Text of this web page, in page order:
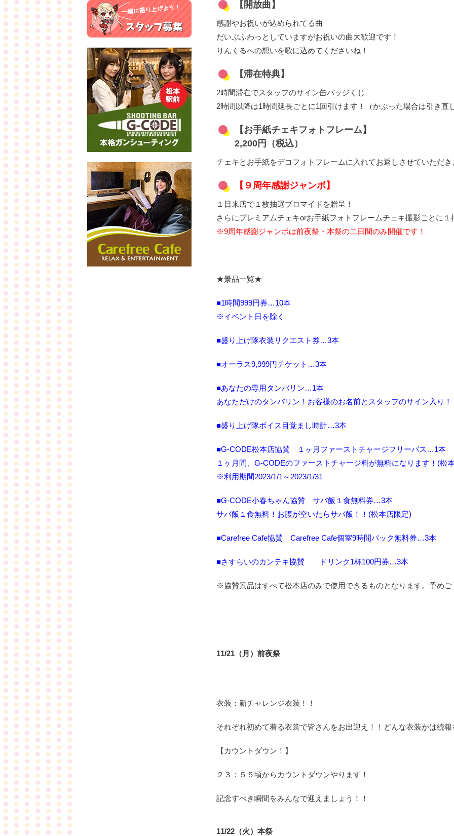
【開放曲】
感謝やお祝いが込められてる曲
だいぶふわっとしていますがお祝いの曲大歓迎です！
りんくるへの想いを歌に込めてくださいね！
【滞在特典】
2時間滞在でスタッフのサイン缶バッジくじ
2時間以降は1時間延長ごとに1回引けます！（かぶった場合は引き直
【お手紙チェキフォトフレーム】
2,200円（税込）
チェキとお手紙をデコフォトフレームに入れてお返しさせていただき
【９周年感謝ジャンボ】
１日来店で１枚抽選ブロマイドを贈呈！
さらにプレミアムチェキorお手紙フォトフレームチェキ撮影ごとに
※9周年感謝ジャンボは前夜祭・本祭の二日間のみ開催です！
★景品一覧★
■1時間999円券…10本
※イベント日を除く
■盛り上げ隊衣装リクエスト券…3本
■オーラス9,999円チケット…3本
■あなたの専用タンバリン…1本
あなただけのタンバリン！お客様のお名前とスタッフのサイン入り！
■盛り上げ隊ボイス目覚まし時計…3本
■G-CODE松本店協賛 １ヶ月ファーストチャージフリーパス…1本
１ヶ月間、G-CODEのファーストチャージ料が無料になります！(松
※利用期間2023/1/1～2023/1/31
■G-CODE小春ちゃん協賛 サバ飯１食無料券…3本
サバ飯１食無料！お腹が空いたらサバ飯！！(松本店限定)
■Carefree Cafe協賛 Carefree Cafe個室9時間パック無料券…3本
■さすらいのカンテキ協賛 ドリンク1杯100円券…3本
※協賛景品はすべて松本店のみで使用できるものとなります。予め
11/21（月）前夜祭
衣装：新チャレンジ衣装！！
それぞれ初めて着る衣裳で皆さんをお出迎え！！どんな衣装かは続
【カウントダウン！】
２３：５５頃からカウントダウンやります！
記念すべき瞬間をみんなで迎えましょう！！
11/22（火）本祭